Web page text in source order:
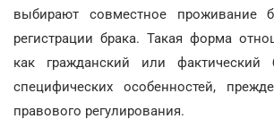
выбирают совместное проживание
регистрации брака. Такая форма
как гражданский или фактический
специфических особенностей,
правового регулирования.